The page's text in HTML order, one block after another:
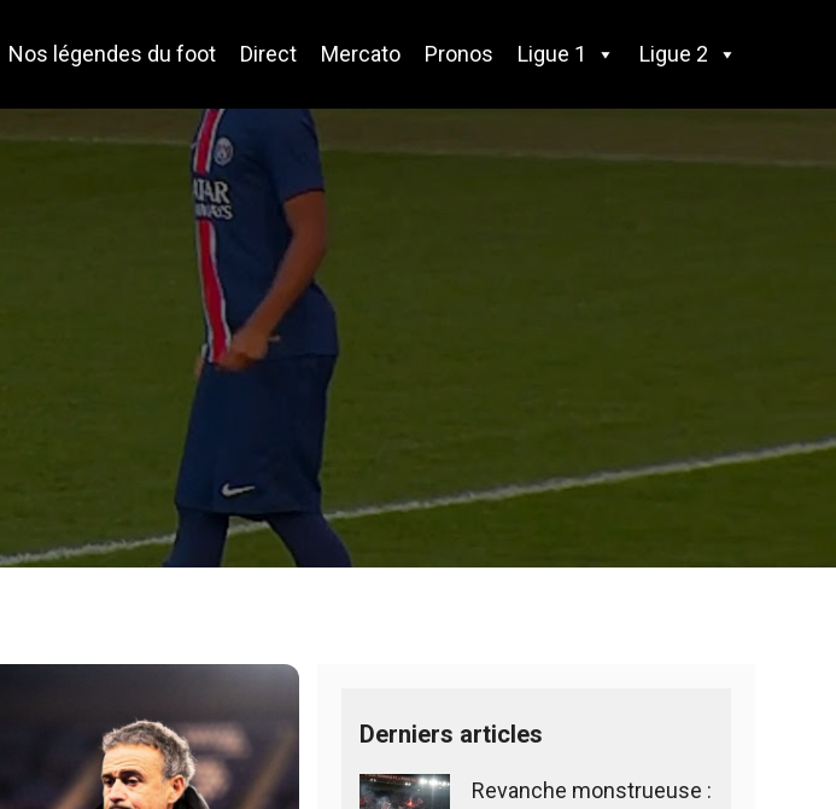
Nos légendes du foot Direct Mercato Pronos Ligue 1 Ligue 2
Derniers articles
Revanche monstrueuse :